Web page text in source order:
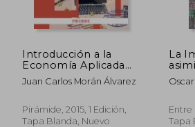
dcto. $ 49.519
Introducción a la
Economía Aplicada
Para el Periodismo y
la Comunicación
Empresa)
Juan Carlos Morán Álvarez
Pirámide, 2015, 1 Edición,
Tapa Blanda, Nuevo
La
Entre
Tapa